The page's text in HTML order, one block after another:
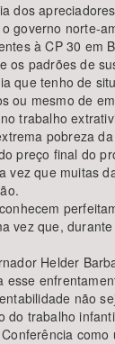
dos
governo
à CP 30
padrões de
que tenho de
ou mesmo de
trabalho
pobreza
preço final do
que muitas
vez que,
Helder
não
trabalho